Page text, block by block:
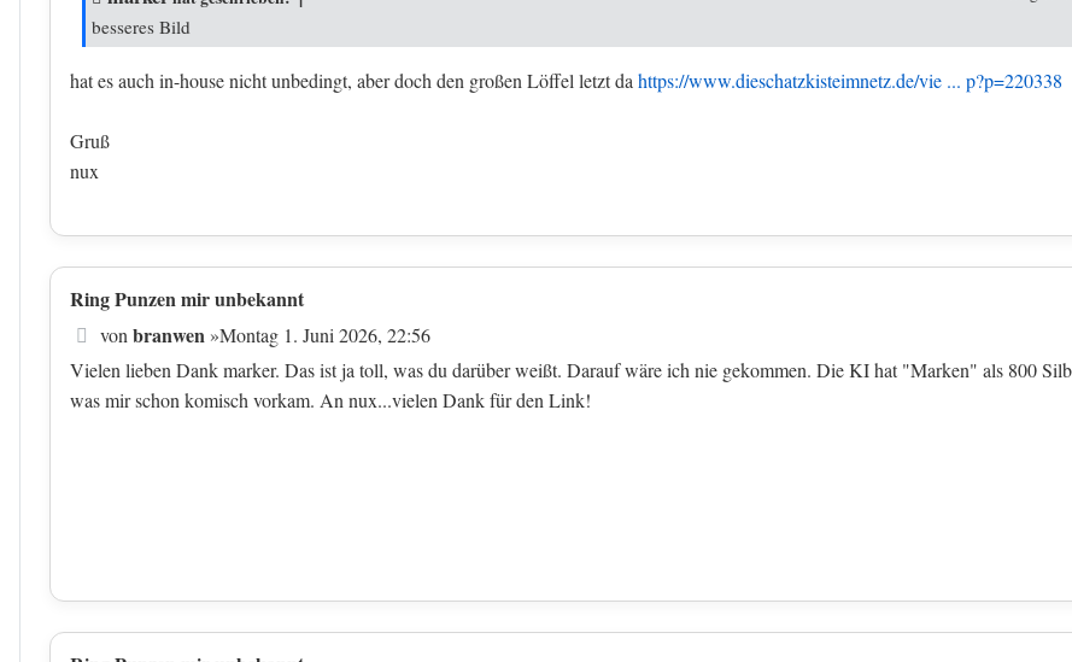
besseres Bild
hat es auch in-house nicht unbedingt, aber doch den großen Löffel letzt da https://www.dieschatzkisteimnetz.de/vie ... p?p=220338
Gruß
nux
Ring Punzen mir unbekannt
Beitrag
von branwen »Montag 1. Juni 2026, 22:56
Vielen lieben Dank marker. Das ist ja toll, was du darüber weißt. Darauf wäre ich nie gekommen. Die KI hat "Marken" als 800
was mir schon komisch vorkam. An nux...vielen Dank für den Link!